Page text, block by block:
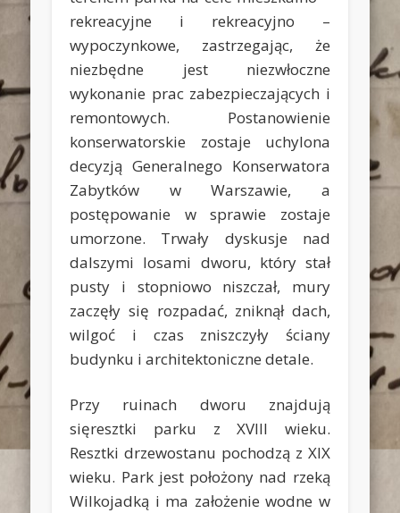
rekreacyjne i rekreacyjno –
wypoczynkowe, zastrzegając, że
niezbędne jest niezwłoczne
wykonanie prac zabezpieczających i
remontowych. Postanowienie
konserwatorskie zostaje uchylona
decyzją Generalnego Konserwatora
Zabytków w Warszawie, a
postępowanie w sprawie zostaje
umorzone. Trwały dyskusje nad
dalszymi losami dworu, który stał
pusty i stopniowo niszczał, mury
zaczęły się rozpadać, zniknął dach,
wilgoć i czas zniszczyły ściany
budynku i architektoniczne detale.
Przy ruinach dworu znajdują
sięresztki parku z XVIII wieku.
Resztki drzewostanu pochodzą z XIX
wieku. Park jest położony nad rzeką
Wilkojadką i ma założenie wodne w